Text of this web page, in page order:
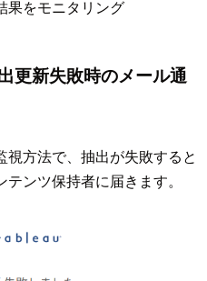
果をモニタリング
更新失敗時のメール通
視方法で、抽出が失敗すると
ンツ保持者に届きます。